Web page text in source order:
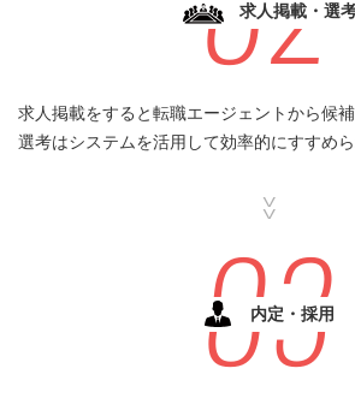
求人掲載・選
求人掲載をすると転職エージェントから候補
選考はシステムを活用して効率的にすすめら
内定・採用